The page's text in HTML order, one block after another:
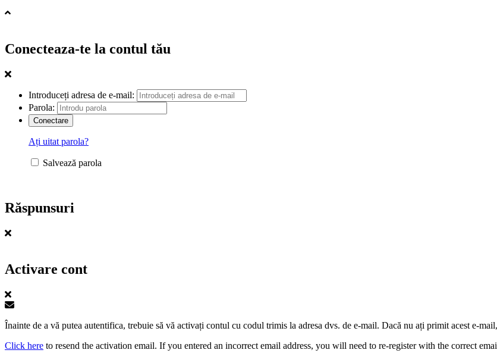
Conecteaza-te la contul tău
Introduceți adresa de e-mail:
Parola:
Ați uitat parola?
Salvează parola
Răspunsuri
Activare cont
Înainte de a vă putea autentifica, trebuie să vă activați contul cu codul trimis la adresa dvs. de e-mail. Dacă nu ați primit acest e-
Click here to resend the activation email. If you entered an incorrect email address, you will need to re-register with the correct